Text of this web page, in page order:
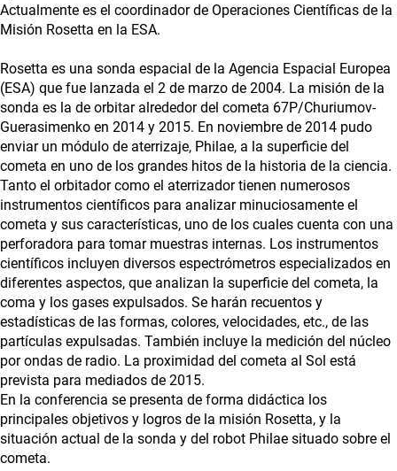
Actualmente es el coordinador de Operaciones Científicas de la
Misión Rosetta en la ESA.
Rosetta es una sonda espacial de la Agencia Espacial Europea
(ESA) que fue lanzada el 2 de marzo de 2004. La misión de la
sonda es la de orbitar alrededor del cometa 67P/Churiumov-
Guerasimenko en 2014 y 2015. En noviembre de 2014 pudo
enviar un módulo de aterrizaje, Philae, a la superficie del
cometa en uno de los grandes hitos de la historia de la ciencia.
Tanto el orbitador como el aterrizador tienen numerosos
instrumentos científicos para analizar minuciosamente el
cometa y sus características, uno de los cuales cuenta con una
perforadora para tomar muestras internas. Los instrumentos
científicos incluyen diversos espectrómetros especializados en
diferentes aspectos, que analizan la superficie del cometa, la
coma y los gases expulsados. Se harán recuentos y
estadísticas de las formas, colores, velocidades, etc., de las
partículas expulsadas. También incluye la medición del núcleo
por ondas de radio. La proximidad del cometa al Sol está
prevista para mediados de 2015.
En la conferencia se presenta de forma didáctica los
principales objetivos y logros de la misión Rosetta, y la
situación actual de la sonda y del robot Philae situado sobre el
cometa.